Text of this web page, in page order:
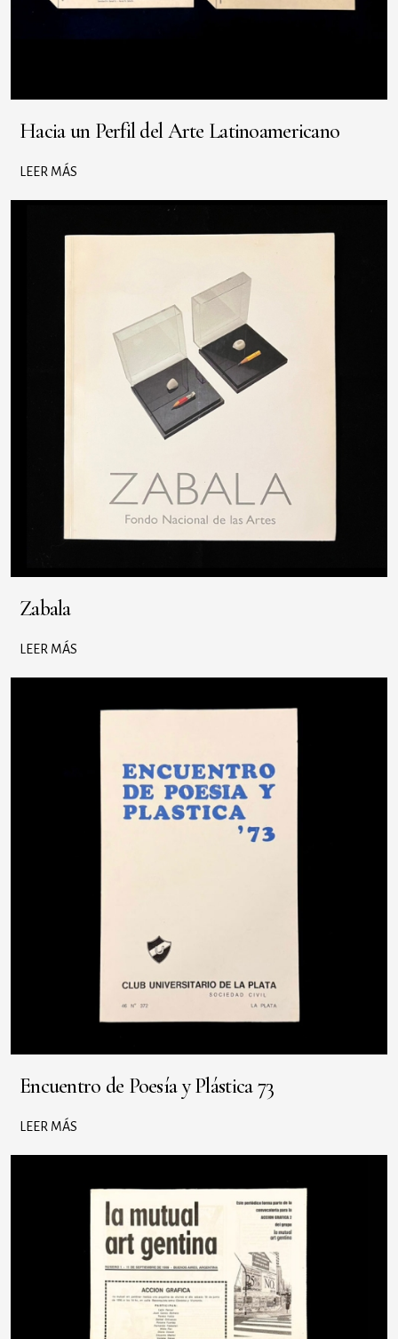
Hacia un Perfil del Arte Latinoamericano
LEER MÁS
Zabala
LEER MÁS
Encuentro de Poesía y Plástica 73
LEER MÁS